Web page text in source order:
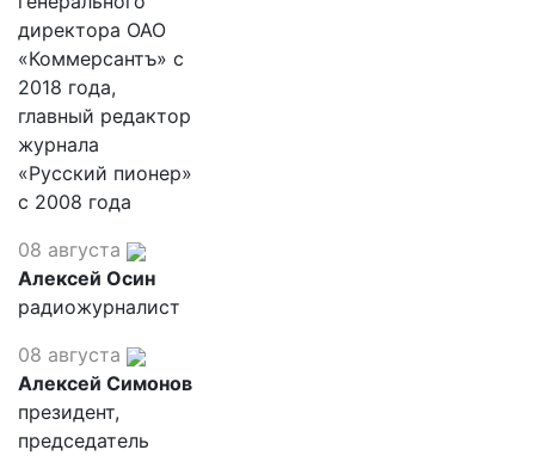
директора ОАО
«Коммерсантъ» с
2018 года,
главный редактор
журнала
«Русский пионер»
с 2008 года
08 августа
Алексей Осин
радиожурналист
08 августа
Алексей Симонов
президент,
председатель